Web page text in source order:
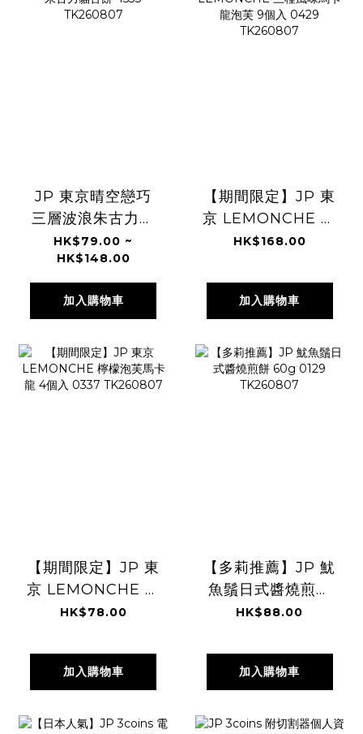
JP 東京晴空戀巧
三層波浪朱古力貓
舌餅 4533
TK260807
HK$79.00 ~
HK$148.00
加入購物車
【期間限定】JP 東
京 LEMONCHE 三
種風味馬卡龍泡芙
TK260807
HK$168.00
加入購物車
【期間限定】JP 東
京 LEMONCHE 檸
檬泡芙馬卡龍 4個
TK260807
HK$78.00
加入購物車
【多莉推薦】JP 魷
魚鬚日式醬燒煎餅
60g 0129
HK$88.00
加入購物車